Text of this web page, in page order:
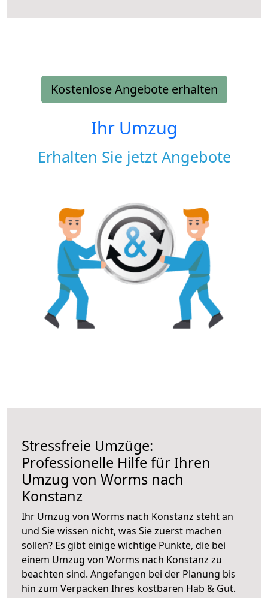
Kostenlose Angebote erhalten
Ihr Umzug
Erhalten Sie jetzt Angebote
Stressfreie Umzüge:
Professionelle Hilfe für Ihren
Umzug von Worms nach
Konstanz
Ihr Umzug von Worms nach Konstanz steht an
und Sie wissen nicht, was Sie zuerst machen
sollen? Es gibt einige wichtige Punkte, die bei
einem Umzug von Worms nach Konstanz zu
beachten sind. Angefangen bei der Planung bis
hin zum Verpacken Ihres kostbaren Hab & Gut.